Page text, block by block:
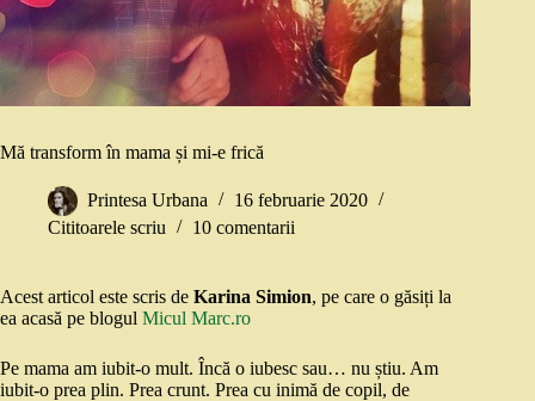
Mă transform în mama și mi-e frică
Printesa Urbana
16 februarie 2020
Cititoarele scriu
10 comentarii
Acest articol este scris de Karina Simion, pe care o găsiți la
ea acasă pe blogul Micul Marc.ro
Pe mama am iubit-o mult. Încă o iubesc sau… nu știu. Am
iubit-o prea plin. Prea crunt. Prea cu inimă de copil, de